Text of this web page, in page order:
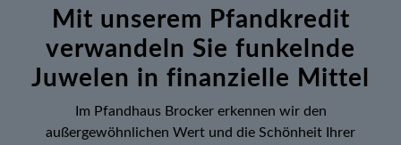
Mit unserem Pfandkredit
verwandeln Sie funkelnde
Juwelen in finanzielle Mittel
Im Pfandhaus Brocker erkennen wir den
außergewöhnlichen Wert und die Schönheit Ihrer